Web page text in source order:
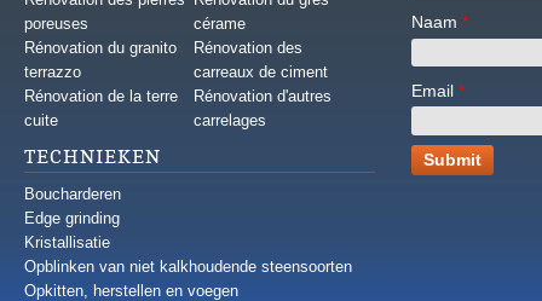
poreuses
cérame
Rénovation du granito
terrazzo
Rénovation des
carreaux de ciment
Rénovation de la terre
cuite
Rénovation d'autres
carrelages
TECHNIEKEN
Boucharderen
Edge grinding
Kristallisatie
Opblinken van niet kalkhoudende steensoorten
Opkitten, herstellen en voegen
Naam *
Email *